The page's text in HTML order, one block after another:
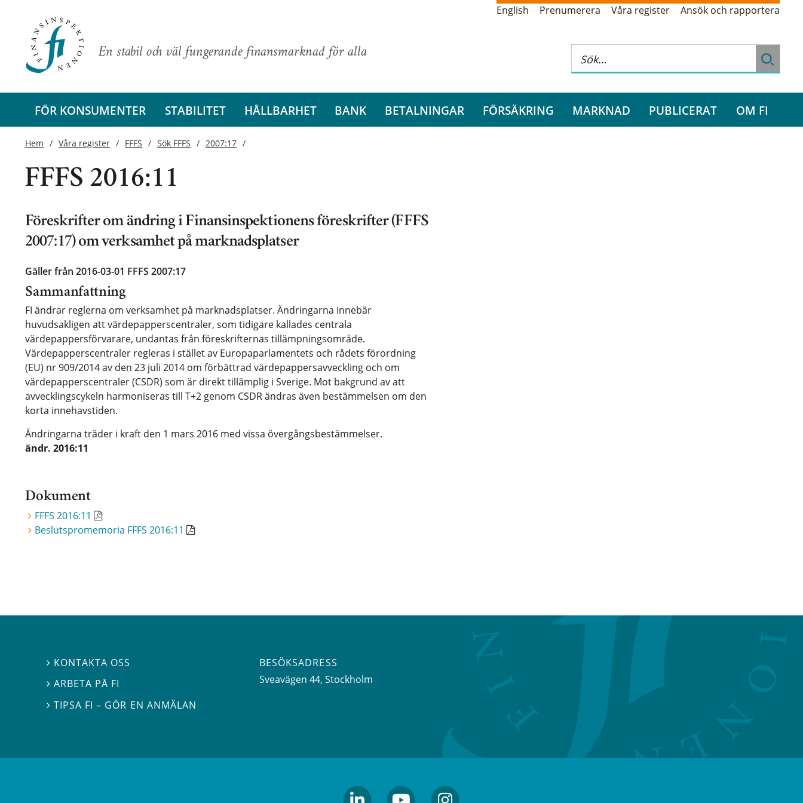
En stabil och väl fungerande finansmarknad för alla
English Prenumerera Våra register Ansök och rapportera
FÖR KONSUMENTER STABILITET HÅLLBARHET BANK BETALNINGAR FÖRSÄKRING MARKNAD PUBLICERAT OM FI
Hem Våra register FFFS Sök FFFS 2007:17
FFFS 2016:11
Föreskrifter om ändring i Finansinspektionens föreskrifter (FFFS
2007:17) om verksamhet på marknadsplatser
Gäller från 2016-03-01 FFFS 2007:17
Sammanfattning
FI ändrar reglerna om verksamhet på marknadsplatser. Ändringarna innebär
huvudsakligen att värdepapperscentraler, som tidigare kallades centrala
värdepappersförvarare, undantas från föreskrifternas tillämpningsområde.
Värdepapperscentraler regleras i stället av Europaparlamentets och rådets förordning
(EU) nr 909/2014 av den 23 juli 2014 om förbättrad värdepappersavveckling och om
värdepapperscentraler (CSDR) som är direkt tillämplig i Sverige. Mot bakgrund av att
avvecklingscykeln harmoniseras till T+2 genom CSDR ändras även bestämmelsen om den
korta innehavstiden.
Ändringarna träder i kraft den 1 mars 2016 med vissa övergångsbestämmelser.
ändr. 2016:11
Dokument
FFFS 2016:11
Beslutspromemoria FFFS 2016:11
 KONTAKTA OSS
ARBETA PÅ FI
TIPSA FI – GÖR EN ANMÄLAN
BESÖKSADRESS
Sveavägen 44, Stockholm